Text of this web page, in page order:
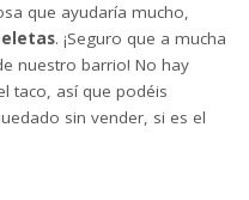
que ayudaría mucho,
. ¡Seguro que a mucha
nuestro barrio! No hay
taco, así que podéis
sin vender, si es el